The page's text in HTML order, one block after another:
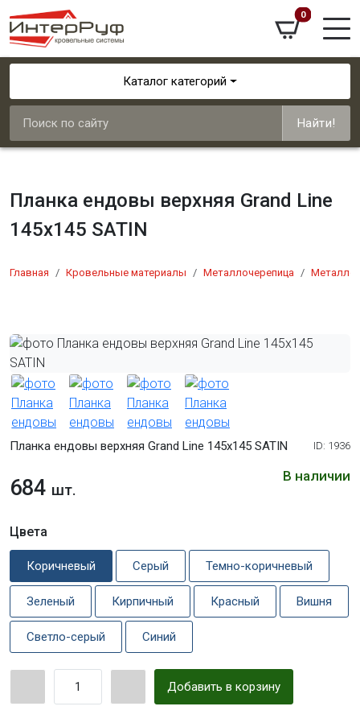
0
Каталог категорий
Найти!
Планка ендовы верхняя Grand Line
145х145 SATIN
Главная Кровельные материалы Металлочерепица
Планка ендовы верхняя Grand Line 145х145 SATIN ID: 1936
В наличии
684 шт.
Цвета
Коричневый Серый Темно-коричневый
Зеленый Кирпичный Красный Вишня
Светло-серый Синий
Добавить в корзину